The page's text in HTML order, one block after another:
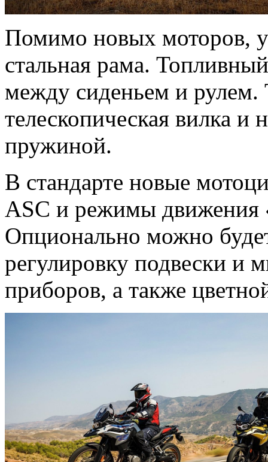
Помимо новых моторов,
стальная рама.
между сиденьем и рулем.
телескопическая вилка
пружиной.
В стандарте новые
ASC и режимы движения
Опционально можно
регулировку подвески и
приборов, а также